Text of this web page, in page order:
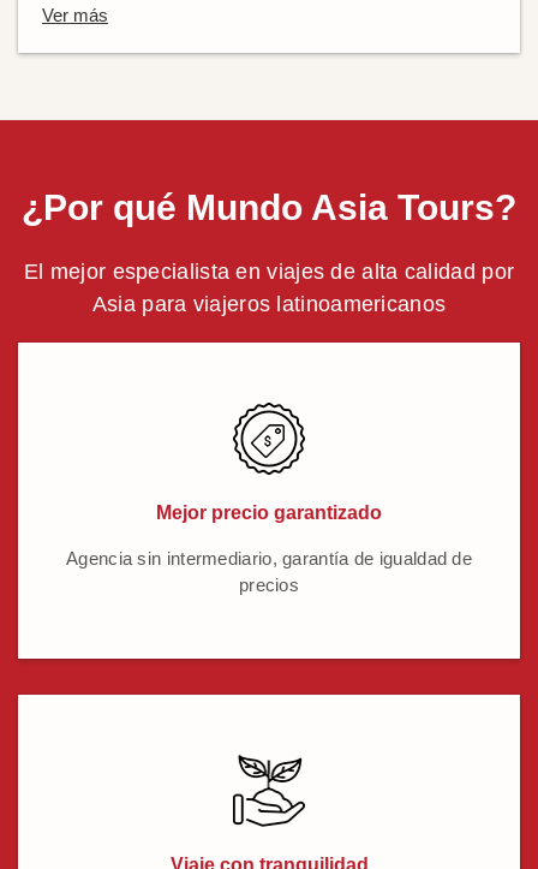
Ver más
¿Por qué Mundo Asia Tours?
El mejor especialista en viajes de alta calidad por
Asia para viajeros latinoamericanos
Mejor precio garantizado
Agencia sin intermediario, garantía de igualdad de
precios
Viaje con tranquilidad